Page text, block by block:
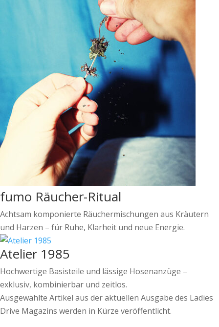
fumo Räucher-Ritual
Achtsam komponierte Räuchermischungen aus Kräutern
und Harzen – für Ruhe, Klarheit und neue Energie.
Atelier 1985
Hochwertige Basisteile und lässige Hosenanzüge –
exklusiv, kombinierbar und zeitlos.
Ausgewählte Artikel aus der aktuellen Ausgabe des Ladies
Drive Magazins werden in Kürze veröffentlicht.